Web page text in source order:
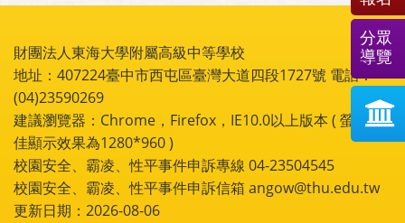
財團法人東海大學附屬高級中等學校
地址：407224臺中市西屯區臺灣大道四段1727號 電話：
(04)23590269
建議瀏覽器：Chrome，Firefox，IE10.0以上版本 ( 螢幕最
佳顯示效果為1280*960 )
校園安全、霸凌、性平事件申訴專線 04-23504545
校園安全、霸凌、性平事件申訴信箱 angow@thu.edu.tw
更新日期：2026-08-06
分眾
導覽